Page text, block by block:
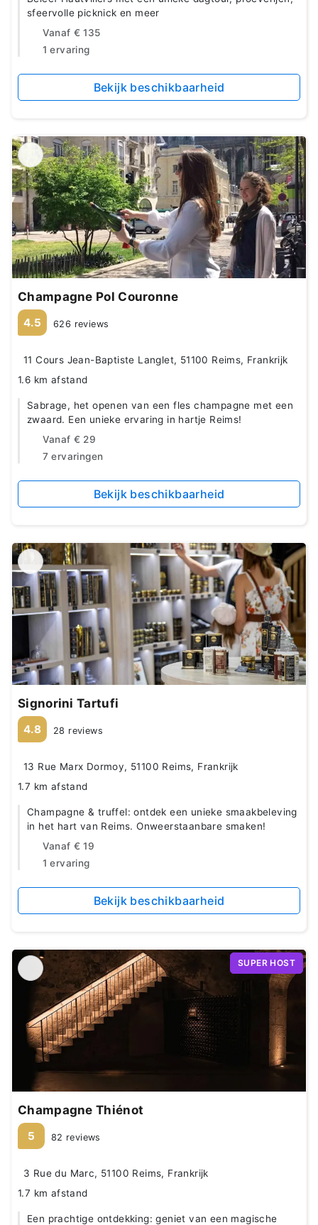
sfeervolle picknick en meer
Vanaf € 135
1 ervaring
Bekijk beschikbaarheid
Champagne Pol Couronne
4.5 626 reviews
11 Cours Jean-Baptiste Langlet, 51100 Reims, Frankrijk
1.6 km afstand
Sabrage, het openen van een fles champagne met een
zwaard. Een unieke ervaring in hartje Reims!
Vanaf € 29
7 ervaringen
Bekijk beschikbaarheid
Signorini Tartufi
4.8 28 reviews
13 Rue Marx Dormoy, 51100 Reims, Frankrijk
1.7 km afstand
Champagne & truffel: ontdek een unieke smaakbeleving
in het hart van Reims. Onweerstaanbare smaken!
Vanaf € 19
1 ervaring
Bekijk beschikbaarheid
SUPER HOST
Champagne Thiénot
5 82 reviews
3 Rue du Marc, 51100 Reims, Frankrijk
1.7 km afstand
Een prachtige ontdekking: geniet van een magische